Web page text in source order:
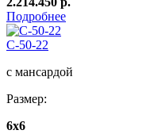
Подробнее
C-50-22
с мансардой
Размер:
6х6